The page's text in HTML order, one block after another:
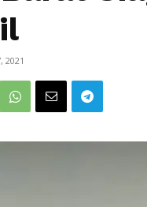
2021